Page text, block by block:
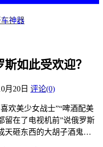
神器
如此受欢迎？
月20日 评论(0)
欢美少女战士”“啤酒配美
留在了电视机前”说俄罗斯
天砸东西的大胡子酒鬼…